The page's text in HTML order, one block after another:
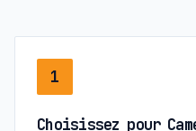
1
Choisissez pour